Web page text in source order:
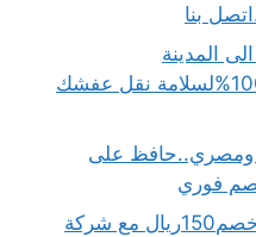
المدينة
المنورة..بـ23%خصم..ضمان100%لسلامة نقل عفشك
ومصري..حافظ على
دينا نقل عفش غرب الرياض خصم150ريال مع شركة